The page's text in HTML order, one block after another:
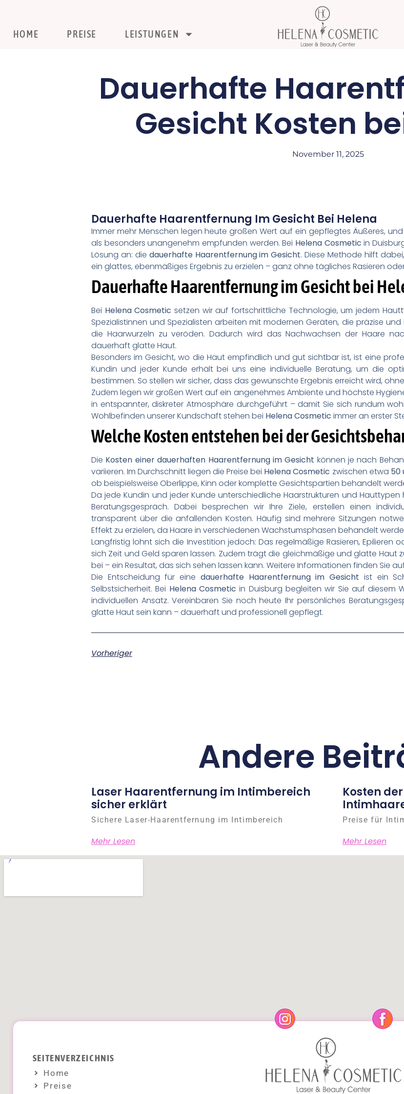
HOME PREISE LEISTUNGEN
Dauerhafte
Gesicht Kosten
November 11, 2025
Dauerhafte Haarentfernung Im Gesicht Bei Helena
Immer mehr Menschen legen heute großen Wert auf ein gepflegtes Äußeres,
als besonders unangenehm empfunden werden. Bei Helena Cosmetic in
Lösung an: die dauerhafte Haarentfernung im Gesicht. Diese Methode hilft
ein glattes, ebenmäßiges Ergebnis zu erzielen – ganz ohne tägliches Rasieren
Dauerhafte Haarentfernung im Gesicht bei
Bei Helena Cosmetic setzen wir auf fortschrittliche Technologie, um jedem
Spezialistinnen und Spezialisten arbeiten mit modernen Geräten, die präzise
die Haarwurzeln zu veröden. Dadurch wird das Nachwachsen der Haare
dauerhaft glatte Haut.
Besonders im Gesicht, wo die Haut empfindlich und gut sichtbar ist, ist eine
Kundin und jeder Kunde erhält bei uns eine individuelle Beratung, um die
bestimmen. So stellen wir sicher, dass das gewünschte Ergebnis erreicht wird,
Zudem legen wir großen Wert auf ein angenehmes Ambiente und höchste
in entspannter, diskreter Atmosphäre durchgeführt – damit Sie sich rundum
Wohlbefinden unserer Kundschaft stehen bei Helena Cosmetic immer an erster
Welche Kosten entstehen bei der
Die Kosten einer dauerhaften Haarentfernung im Gesicht können je nach
variieren. Im Durchschnitt liegen die Preise bei Helena Cosmetic zwischen etwa 50
ob beispielsweise Oberlippe, Kinn oder komplette Gesichtspartien behandelt
Da jede Kundin und jeder Kunde unterschiedliche Haarstrukturen und
Beratungsgespräch. Dabei besprechen wir Ihre Ziele, erstellen einen
transparent über die anfallenden Kosten. Häufig sind mehrere Sitzungen
Effekt zu erzielen, da Haare in verschiedenen Wachstumsphasen behandelt
Langfristig lohnt sich die Investition jedoch: Das regelmäßige Rasieren, Epilieren
sich Zeit und Geld sparen lassen. Zudem trägt die gleichmäßige und glatte Haut
bei – ein Resultat, das sich sehen lassen kann. Weitere Informationen finden Sie
Die Entscheidung für eine dauerhafte Haarentfernung im Gesicht ist ein
Selbstsicherheit. Bei Helena Cosmetic in Duisburg begleiten wir Sie auf diesem
individuellen Ansatz. Vereinbaren Sie noch heute Ihr persönliches
glatte Haut sein kann – dauerhaft und professionell gepflegt.
Vorheriger
Andere
Laser Haarentfernung im Intimbereich
sicher erklärt
Sichere Laser-Haarentfernung im Intimbereich
Mehr Lesen
Kosten
Preise für
Mehr Lesen
SEITENVERZEICHNIS
Home
Preise